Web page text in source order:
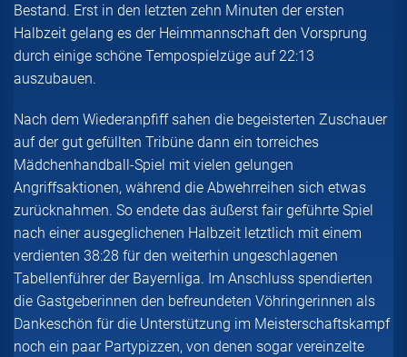
Bestand. Erst in den letzten zehn Minuten der ersten
Halbzeit gelang es der Heimmannschaft den Vorsprung
durch einige schöne Tempospielzüge auf 22:13
auszubauen.
Nach dem Wiederanpfiff sahen die begeisterten Zuschauer
auf der gut gefüllten Tribüne dann ein torreiches
Mädchenhandball-Spiel mit vielen gelungen
Angriffsaktionen, während die Abwehrreihen sich etwas
zurücknahmen. So endete das äußerst fair geführte Spiel
nach einer ausgeglichenen Halbzeit letztlich mit einem
verdienten 38:28 für den weiterhin ungeschlagenen
Tabellenführer der Bayernliga. Im Anschluss spendierten
die Gastgeberinnen den befreundeten Vöhringerinnen als
Dankeschön für die Unterstützung im Meisterschaftskampf
noch ein paar Partypizzen, von denen sogar vereinzelte